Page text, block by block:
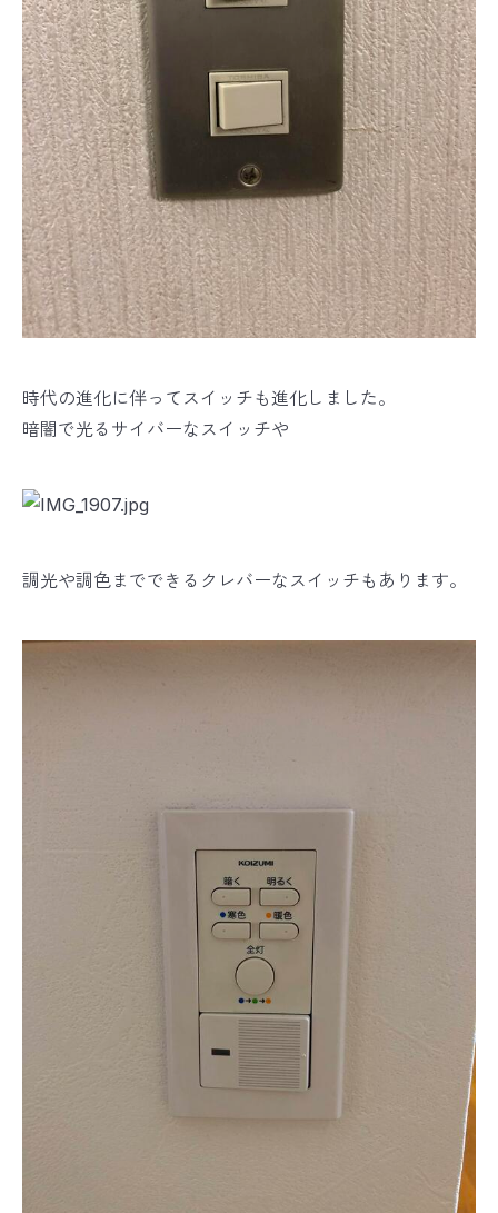
時代の進化に伴ってスイッチも進化しました。
暗闇で光るサイバーなスイッチや
調光や調色までできるクレバーなスイッチもあります。